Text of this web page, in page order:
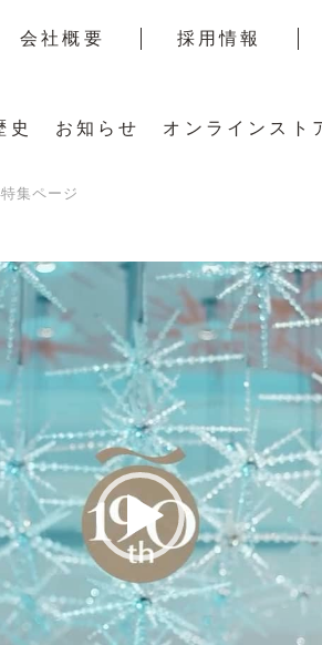
会社概要 採用情報
スイーツセレクション
フルーツパーラーセレクシ
お料理メニュー
パーティープラン・メニュー
ての店舗を見る
ーツパーラー店舗
駅・羽田空港・駅直結店舗
ト商品取扱店舗
取扱店舗一覧
史
千疋屋の歴史
沿革
日本橋ストーリー
千疋屋ギャラリー
千疋屋のこれから
園地リポート
お知らせ オンラインスト
集ページ